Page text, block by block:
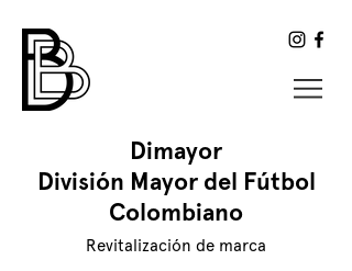
Dimayor
División Mayor del Fútbol
Colombiano
Revitalización de marca